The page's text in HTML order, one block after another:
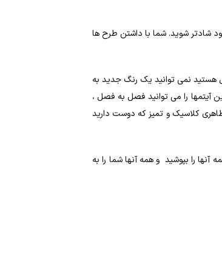
شادتر شوید. شما با داشتن طرح ها
هستید نمی توانید یک رنگ جدید به
آیتمها را می توانید فصل به فصل ،
کلاسیک و تمیز که دوست دارید
تواند 20 آیتم و یا 200 آیتم داشته باشد. مهم این است که همه آنها را بپوشید و همه آنها شما را به